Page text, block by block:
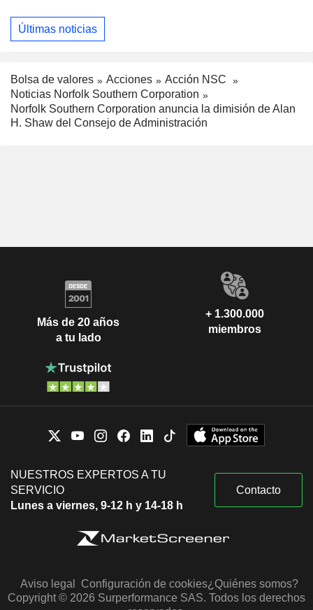
Últimas noticias
Bolsa de valores Acciones
Acción NSC
Noticias Norfolk Southern Corporation
Norfolk Southern Corporation anuncia la dimisión de Alan
H. Shaw del Consejo de Administración
Más de 20 años
a tu lado
+ 1.300.000
miembros
NUESTROS EXPERTOS A TU
SERVICIO
Lunes a viernes, 9-12 h y 14-18 h
Contacto
Aviso legal Configuración de cookies¿Quiénes somos?
Copyright © 2026 Surperformance SAS. Todos los derechos